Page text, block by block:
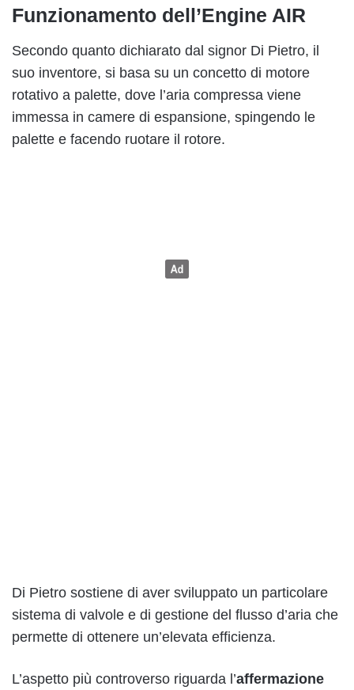
Funzionamento dell’Engine AIR
Secondo quanto dichiarato dal signor Di Pietro, il
suo inventore, si basa su un concetto di motore
rotativo a palette, dove l’aria compressa viene
immessa in camere di espansione, spingendo le
palette e facendo ruotare il rotore.
Di Pietro sostiene di aver sviluppato un particolare
sistema di valvole e di gestione del flusso d’aria che
permette di ottenere un’elevata efficienza.
L’aspetto più controverso riguarda l’affermazione